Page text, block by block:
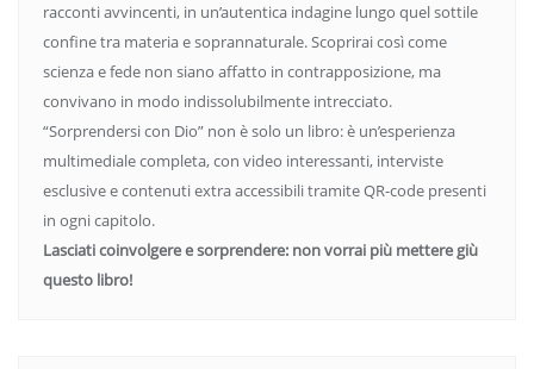
racconti avvincenti, in un’autentica indagine lungo quel sottile
confine tra materia e soprannaturale. Scoprirai così come
scienza e fede non siano affatto in contrapposizione, ma
convivano in modo indissolubilmente intrecciato.
“Sorprendersi con Dio” non è solo un libro: è un’esperienza
multimediale completa, con video interessanti, interviste
esclusive e contenuti extra accessibili tramite QR-code presenti
in ogni capitolo.
Lasciati coinvolgere e sorprendere: non vorrai più mettere giù
questo libro!